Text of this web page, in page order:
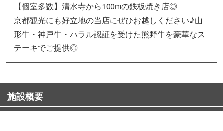
【個室多数】清水寺から100mの鉄板焼き店◎
京都観光にも好立地の当店にぜひお越しください♪山
形牛・神戸牛・ハラル認証を受けた熊野牛を豪華なス
テーキでご提供◎
施設概要